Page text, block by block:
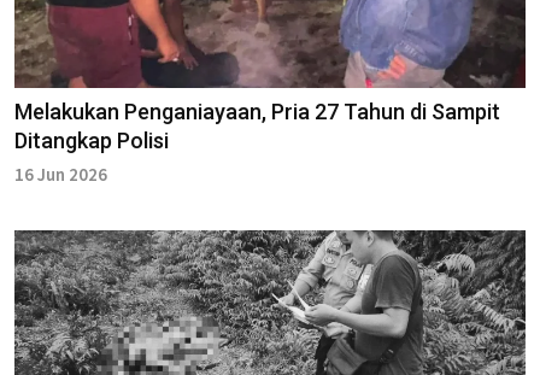
Melakukan Penganiayaan, Pria 27 Tahun di Sampit
Ditangkap Polisi
16 Jun 2026